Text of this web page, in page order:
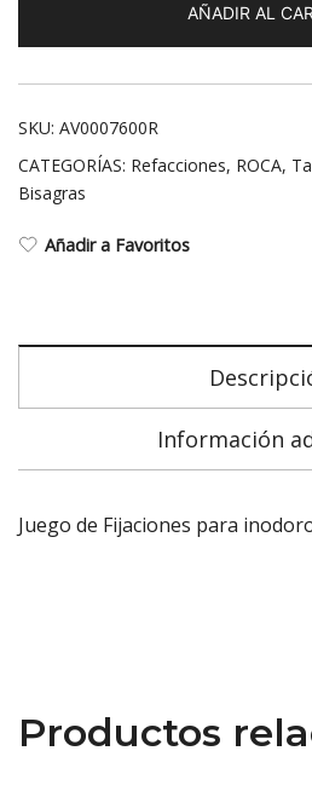
y
bidé
AÑADIR AL
SKU: AV0007600R
CATEGORÍAS: Refacciones, ROCA,
Bisagras
Añadir a Favoritos
Información
Juego de Fijaciones para
Productos